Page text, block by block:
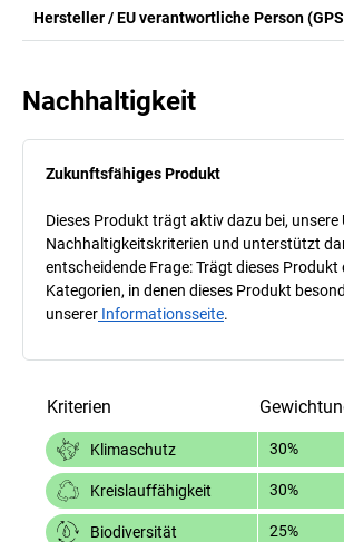
Hersteller / EU verantwortliche Person
Nachhaltigkeit
Zukunftsfähiges Produkt
Dieses Produkt trägt aktiv dazu bei,
Nachhaltigkeitskriterien und unterstützt
entscheidende Frage: Trägt dieses
Kategorien, in denen dieses Produkt
unserer Informationsseite.
Kriterien
Klimaschutz 30%
Kreislauffähigkeit 30%
Biodiversität 25%